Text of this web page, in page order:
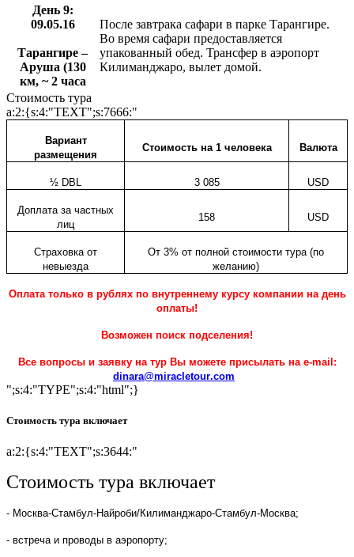
День 9:
09.05.16
Тарангире –
Аруша (130
км, ~ 2 часа
После завтрака сафари в парке Тарангире.
Во время сафари предоставляется
упакованный обед. Трансфер в аэропорт
Килиманджаро, вылет домой.
Стоимость тура
a:2:{s:4:"TEXT";s:7666:"
Вариант
размещения
Стоимость на 1 человека Валюта
½ DBL 3 085 USD
Доплата за частных
лиц
158 USD
Страховка от
невыезда
От 3% от полной стоимости тура (по
желанию)
Оплата только в рублях по внутреннему курсу компании на день
оплаты!
Возможен поиск подселения!
Все вопросы и заявку на тур Вы можете присылать на e-mail :
dinara@miracletour.com
";s:4:"TYPE";s:4:"html";}
Стоимость тура включает
a:2:{s:4:"TEXT";s:3644:"
Стоимость тура включает
- Москва-Стамбул-Найроби/Килиманджаро-Стамбул-Москва;
- встреча и проводы в аэропорту;